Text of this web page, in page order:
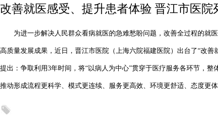
改善就医感受、提升患者体验 晋江市医院
为进一步解决人民群众看病就医的急难愁盼问题，改善全过程的就
高质量发展成果，近日，晋江市医院（上海六院福建医院）出台了“改
提出：争取利用3年时间，将“以病人为中心”贯穿于医疗服务各环节，
推动形成流程更科学、模式更连续、服务更高效、环境更舒适、态度更